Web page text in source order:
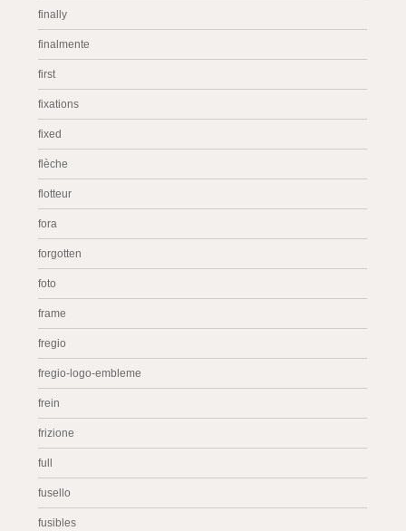
finally
finalmente
first
fixations
fixed
flèche
flotteur
fora
forgotten
foto
frame
fregio
fregio-logo-embleme
frein
frizione
full
fusello
fusibles